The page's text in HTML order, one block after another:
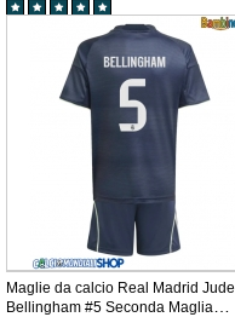
Maglie da calcio Real Madrid Jude
Bellingham #5 Seconda Maglia